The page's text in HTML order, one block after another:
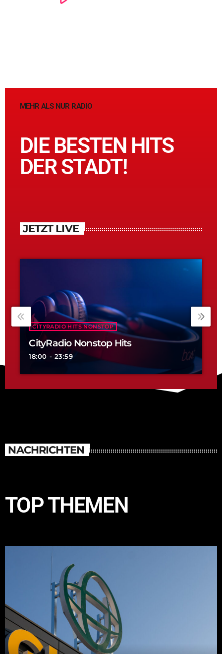
MEHR ALS NUR RADIO
DIE BESTEN HITS
DER STADT!
JETZT LIVE
CITYRADIO HITS NONSTOP
CityRadio Nonstop Hits
18:00 - 23:59
NACHRICHTEN
TOP THEMEN